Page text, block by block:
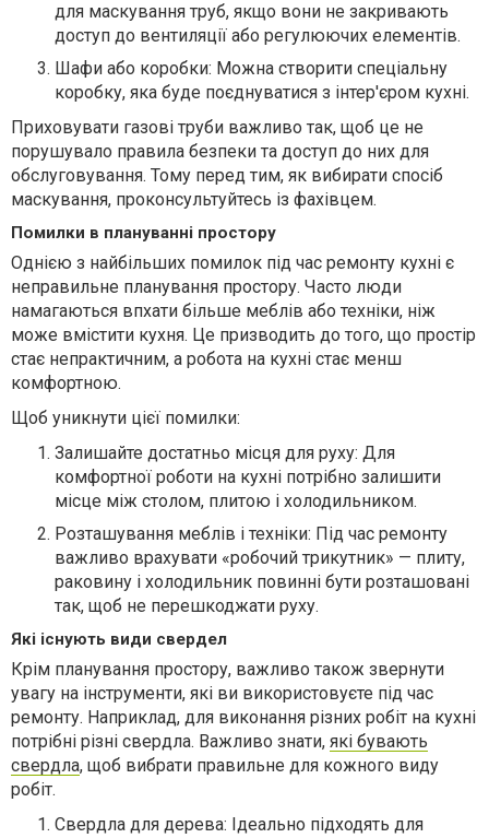
для маскування труб, якщо вони не закривають
доступ до вентиляції або регулюючих елементів.
Шафи або коробки: Можна створити спеціальну
коробку, яка буде поєднуватися з інтер'єром кухні.
Приховувати газові труби важливо так, щоб це не
порушувало правила безпеки та доступ до них для
обслуговування. Тому перед тим, як вибирати спосіб
маскування, проконсультуйтесь із фахівцем.
Помилки в плануванні простору
Однією з найбільших помилок під час ремонту кухні є
неправильне планування простору. Часто люди
намагаються впхати більше меблів або техніки, ніж
може вмістити кухня. Це призводить до того, що простір
стає непрактичним, а робота на кухні стає менш
комфортною.
Щоб уникнути цієї помилки:
Залишайте достатньо місця для руху: Для
комфортної роботи на кухні потрібно залишити
місце між столом, плитою і холодильником.
Розташування меблів і техніки: Під час ремонту
важливо врахувати «робочий трикутник» — плиту,
раковину і холодильник повинні бути розташовані
так, щоб не перешкоджати руху.
Які існують види свердел
Крім планування простору, важливо також звернути
увагу на інструменти, які ви використовуєте під час
ремонту. Наприклад, для виконання різних робіт на кухні
потрібні різні свердла. Важливо знати, які бувають
свердла, щоб вибрати правильне для кожного виду
робіт.
Свердла для дерева: Ідеально підходять для